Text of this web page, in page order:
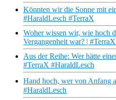
Könnten wir die Sonne mit
#HaraldLesch #TerraX
Woher wissen wir, wie hoch
Vergangenheit war? |
Aus der Reihe: Wer hätte
#TerraX #HaraldLesch
Hand hoch, wer von Anfang
#HaraldLesch